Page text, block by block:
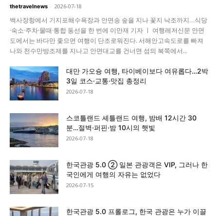
thetravelnews - 2026-07-18
백사장항에서 기지포해수욕장과 안면송 숲을 지나 꽃지 낙조까지…식당
·숙소·주차·물때·통합 동선을 한 번에 이만재 기자 ㅣ 여행레저신문 안면
도에서는 바다만 좇으면 여행이 단조로워진다. 서해안고속도로를 빠져
나와 천수만방조제를 지나고 안면대교를 건너면 섬의 북쪽에서...
대만 가오슝 여행, 타이베이보다 여유롭다…2박
3일 코스·교통·맛집 총정리
2026-07-18
스코틀랜드 셰틀랜드 여행, 밤배 12시간 30
분…절벽·퍼핀·밤 10시의 햇빛
2026-07-18
한국관광 5.0 ② 일본 관광객은 VIP, 그러나 한
국인에게 여행의 자유는 없었다
2026-07-15
한국관광 5.0 프롤로그, 한국 관광은 누가 이끌